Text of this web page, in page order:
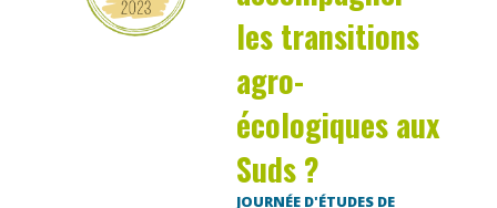
les transitions
agro-
écologiques aux
Suds ?
JOURNÉE D'ÉTUDES DE